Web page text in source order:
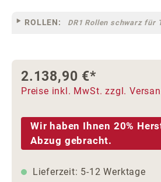
ROLLEN: DR1 Rollen schwarz für
2.138,90 €*
Preise inkl. MwSt. zzgl.
Wir haben Ihnen 20%
Abzug gebracht.
Lieferzeit: 5-12 Werktage